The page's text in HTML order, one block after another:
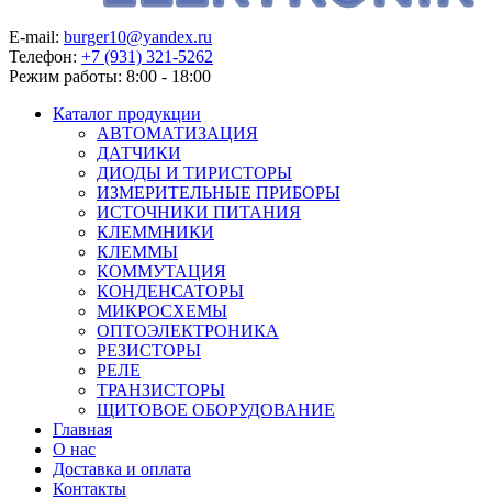
E-mail: burger10@yandex.ru
Телефон: +7 (931) 321-5262
Режим работы: 8:00 - 18:00
Каталог продукции
АВТОМАТИЗАЦИЯ
ДАТЧИКИ
ДИОДЫ И ТИРИСТОРЫ
ИЗМЕРИТЕЛЬНЫЕ ПРИБОРЫ
ИСТОЧНИКИ ПИТАНИЯ
КЛЕММНИКИ
КЛЕММЫ
КОММУТАЦИЯ
КОНДЕНСАТОРЫ
МИКРОСХЕМЫ
ОПТОЭЛЕКТРОНИКА
РЕЗИСТОРЫ
РЕЛЕ
ТРАНЗИСТОРЫ
ЩИТОВОЕ ОБОРУДОВАНИЕ
Главная
О нас
Доставка и оплата
Контакты